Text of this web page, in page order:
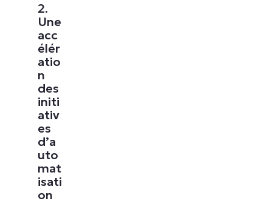
2.
Une
acc
élér
atio
n
des
initi
ativ
es
d’a
uto
mat
isati
on